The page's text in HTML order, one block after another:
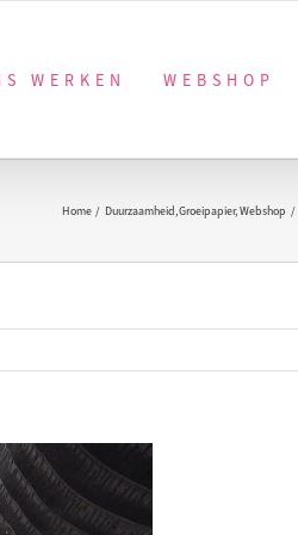
WERKEN WEBSHOP
Home Duurzaamheid Groeipapier Webshop